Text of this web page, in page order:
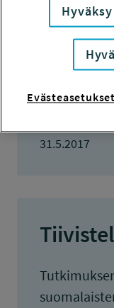
15.6.2016
30 000 euroa
30 000 euroa
31.5.2017
Evästeasetukset